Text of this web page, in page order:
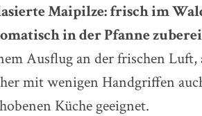
Maipilze: frisch im
in der Pfanne
Ausflug an der frischen Luft,
mit wenigen Handgriffen
Küche geeignet.